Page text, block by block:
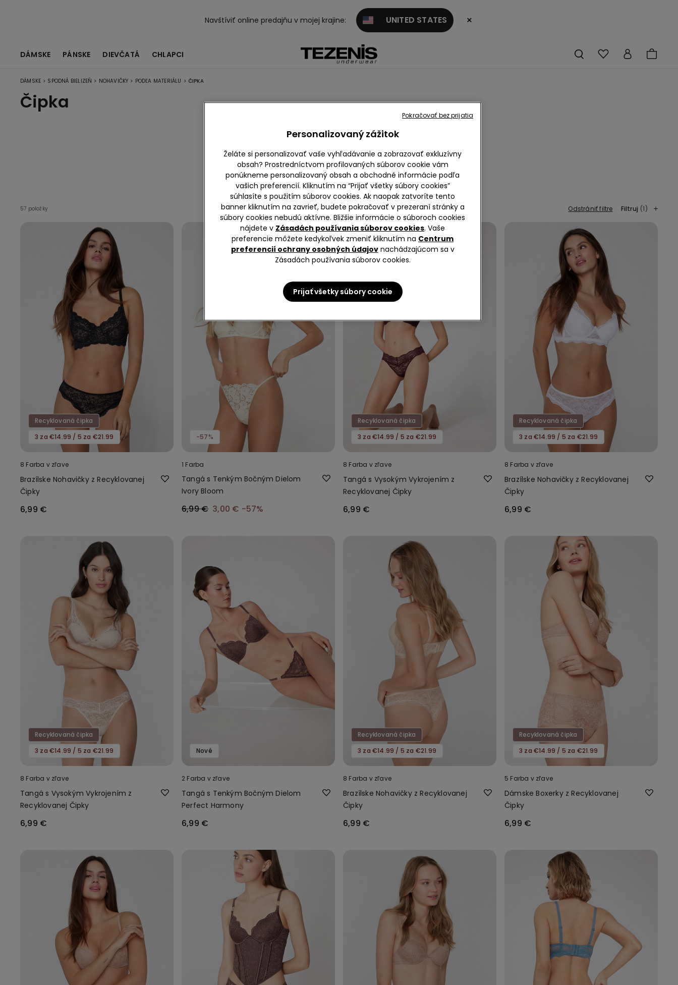
Navštíviť online predajňu v mojej krajine: UNITED STATES ×
DÁMSKE PÁNSKE DIEVČATÁ CHLAPCI
DÁMSKE > SPODNÁ BIELIZEŇ > NOHAVIČKY > PODĽA MATERIÁLU > ČIPKA
Čipka
Čipka Bavlna
Mikrovlákn
o
Tyl
57 položky Odstrániť filtre Filtruj (1)
Recyklovaná čipka
3 za €14.99 / 5 za €21.99
8 Farba v zľave
Brazílske Nohavičky z Recyklovanej
Čipky
6,99 €
-57%
1 Farba
Tangá s Tenkým Bočným Dielom
Ivory Bloom
6,99 € 3,00 € -57%
Recyklovaná čipka
3 za €14.99 / 5 za €21.99
8 Farba v zľave
Tangá s Vysokým Vykrojením z
Recyklovanej Čipky
6,99 €
Recyklovaná čipka
3 za €14.99 / 5 za €21.99
8 Farba v zľave
Brazílske Nohavičky z Recyklovanej
Čipky
6,99 €
Recyklovaná čipka
3 za €14.99 / 5 za €21.99
8 Farba v zľave
Tangá s Vysokým Vykrojením z
Recyklovanej Čipky
6,99 €
Nové
2 Farba v zľave
Tangá s Tenkým Bočným Dielom
Perfect Harmony
6,99 €
Recyklovaná čipka
3 za €14.99 / 5 za €21.99
8 Farba v zľave
Brazílske Nohavičky z Recyklovanej
Čipky
6,99 €
Recyklovaná čipka
3 za €14.99 / 5 za €21.99
5 Farba v zľave
Dámske Boxerky z Recyklovanej
Čipky
6,99 €
Personalizovaný zážitok
Želáte si personalizovať vaše vyhľadávanie a zobrazovať exkluzívny
obsah? Prostredníctvom profilovaných súborov cookie vám
ponúkneme personalizovaný obsah a obchodné informácie podľa
vašich preferencií. Kliknutím na “Prijať všetky súbory cookies”
súhlasíte s použitím súborov cookies. Ak naopak zatvoríte tento
banner kliknutím na zavrieť, budete pokračovať v prezeraní stránky a
súbory cookies nebudú aktívne. Bližšie informácie o súboroch cookies
nájdete v Zásadách používania súborov cookies. Vaše
preferencie môžete kedykoľvek zmeniť kliknutím na Centrum
preferencií ochrany osobných údajovnachádzajúcom sa v
Zásadách používania súborov cookies.
Prijať všetky súbory cookie
Pokračovať bez prijatia